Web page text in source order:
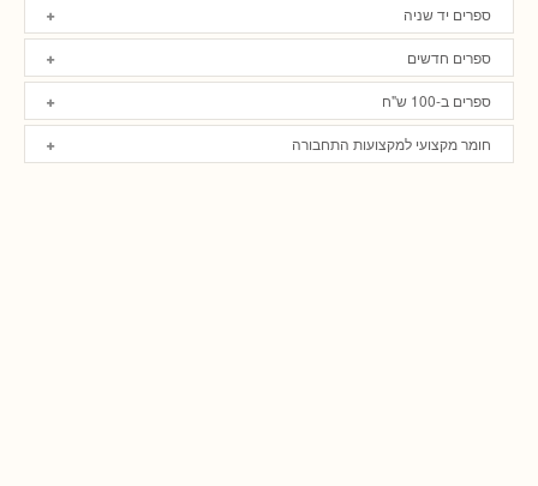
ספרים יד שניה
ספרים חדשים
ספרים ב-100 ש"ח
חומר מקצועי למקצועות התחבורה